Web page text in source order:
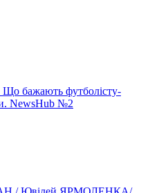
Що бажають футболісту-
NewsHub №2